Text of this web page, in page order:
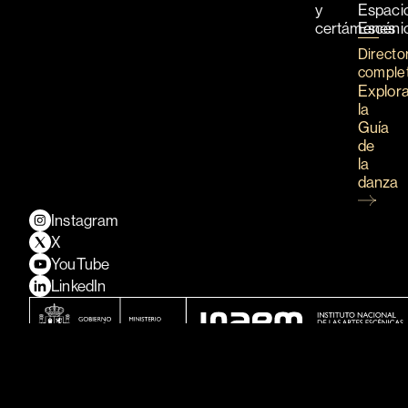
y
certámenes
la
Guía
de
la
danza
Instagram
X
YouTube
LinkedIn